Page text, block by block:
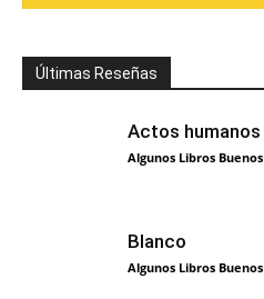
Últimas Reseñas
Actos humanos
Algunos Libros Buenos
Blanco
Algunos Libros Buenos